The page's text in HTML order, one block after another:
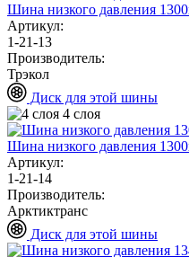
Шина низкого давления
Артикул:
1-21-13
Производитель:
Трэкол
Диск для этой шины
4 слоя
Шина низкого давления
Артикул:
1-21-14
Производитель:
Арктиктранс
Диск для этой шины